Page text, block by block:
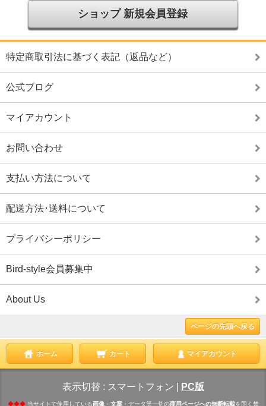
ショップ 新規会員登録
特定商取引法に基づく表記（返品など）
公式ブログ
マイアカウント
お問い合わせ
支払い方法について
配送方法･送料について
プライバシーポリシー
Bird-style会員募集中
About Us
ページの先頭へ戻る
ホーム カート マイアカウント
表示切替 : スマートフォン PC版
◆◆◆当サイトで使用している画像・ 文章・データ等一切の商用ページへの無断転載を固く禁